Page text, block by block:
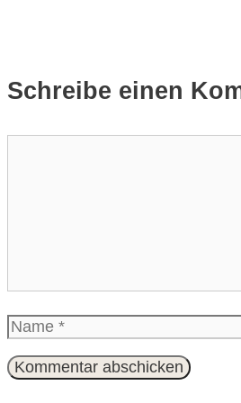
Schreibe einen
Name